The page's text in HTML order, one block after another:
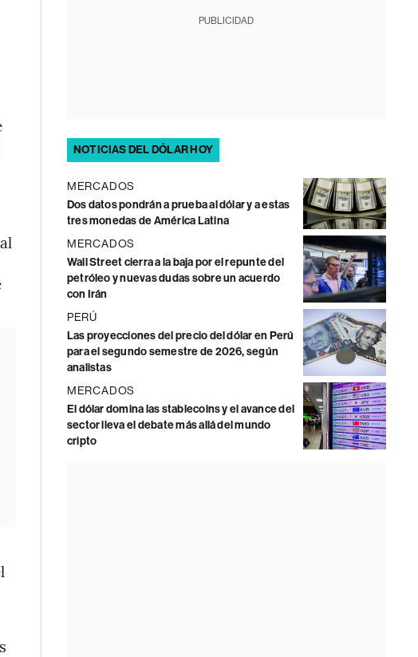
PUBLICIDAD
NOTICIAS DEL DÓLAR HOY
MERCADOS
Dos datos pondrán a prueba al dólar y a estas
tres monedas de América Latina
MERCADOS
Wall Street cierra a la baja por el repunte del
petróleo y nuevas dudas sobre un acuerdo
con Irán
PERÚ
Las proyecciones del precio del dólar en Perú
para el segundo semestre de 2026, según
analistas
MERCADOS
El dólar domina las stablecoins y el avance del
sector lleva el debate más allá del mundo
cripto